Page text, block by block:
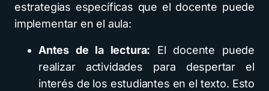
estrategias específicas que el docente puede
implementar en el aula:
Antes de la lectura: El docente puede
realizar actividades para despertar el
interés de los estudiantes en el texto. Esto